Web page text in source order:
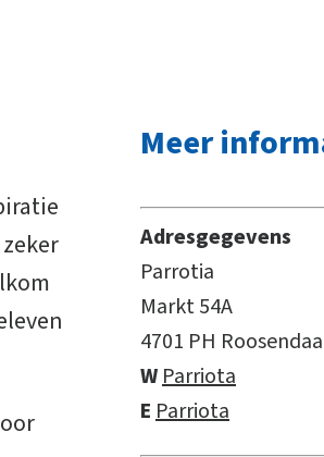
Meer
Adresgegevens
Parrotia
Markt 54A
4701 PH
WParriota
EParriota